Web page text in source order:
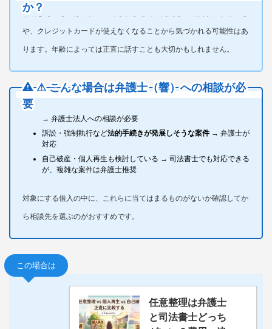
か？
手続きそのものは子供に通知されません。ただし生活費が変わること
や、クレジットカードが使えなくなることから気づかれる可能性はあ
ります。年齢によっては正直に話すことも大切かもしれません。
⚠ こんな場合は弁護士（響）への相談が必
要
→ 弁護士法人への相談が必要
訴訟・強制執行など法的手続きが発展しそうな案件→ 弁護士が
対応
自己破産・個人再生も検討している → 司法書士でも対応できる
が、複雑な案件は弁護士推奨
対象にする借入の中に、これらに当てはまるものがないか確認してか
ら相談先を選ぶのがおすすめです。
この場合は
任意整理は弁護士
と司法書士どっち